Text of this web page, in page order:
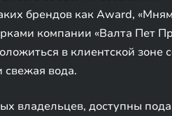
брендов как Award,
компании «Валта Пет
в клиентской
свежая вода.
владельцев, доступны